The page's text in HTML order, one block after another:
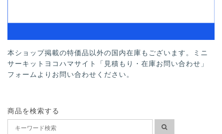
本ショップ掲載の特価品以外の国内在庫もございます。ミニ
サーキットヨコハマサイト「見積もり・在庫お問い合わせ」
フォームよりお問い合わせください。
商品を検索する